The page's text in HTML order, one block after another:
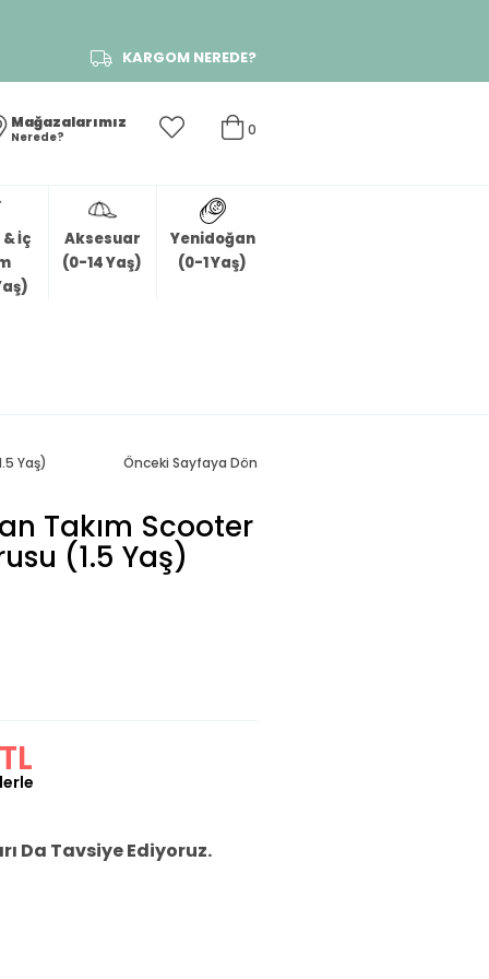
KARGOM NEREDE?
0
Mağazalarımız
Nerede?
İç
Aksesuar
(0-14 Yaş)
Yenidoğan
(0-1 Yaş)
Yaş) Önceki Sayfaya Dön
Takım Scooter
(1.5 Yaş)
Da Tavsiye Ediyoruz.